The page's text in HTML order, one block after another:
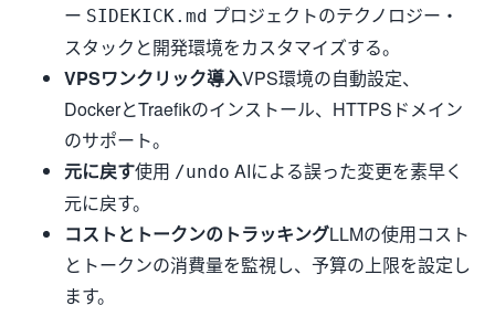
ー SIDEKICK.md プロジェクトのテクノロジー・
スタックと開発環境をカスタマイズする。
VPSワンクリック導入VPS環境の自動設定、
DockerとTraefikのインストール、HTTPSドメイン
のサポート。
元に戻す使用 /undo AIによる誤った変更を素早く
元に戻す。
コストとトークンのトラッキングLLMの使用コスト
とトークンの消費量を監視し、予算の上限を設定し
ます。